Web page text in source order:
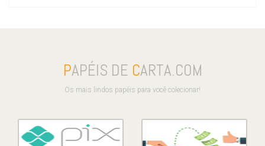
PAPÉIS DE CARTA.COM
Os mais lindos papéis para você colecionar!